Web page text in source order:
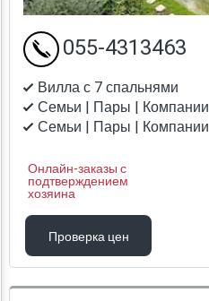
Вилла с 7 спальнями
Семьи | Пары | Компании
Семьи | Пары | Компании
Онлайн-заказы с
подтверждением
хозяина
055-4313463
Проверка цен
Проверка цен